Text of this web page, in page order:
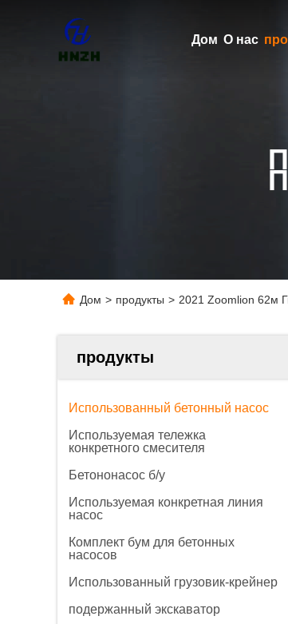
Дом О нас
Дом > продукты > 2021 Zoomlion 62м
продукты
Использованный бетонный насос
Используемая тележка
конкретного смесителя
Бетононасос б/у
Используемая конкретная линия
насос
Комплект бум для бетонных
насосов
Использованный грузовик-крейнер
подержанный экскаватор